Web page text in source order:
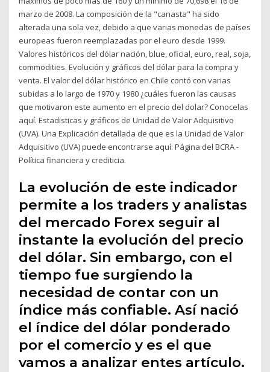
marzo de 2008. La composición de la "canasta" ha sido
alterada una sola vez, debido a que varias monedas de países
europeas fueron reemplazadas por el euro desde 1999.
Valores históricos del dólar nación, blue, oficial, euro, real, soja,
commodities. Evolución y gráficos del dólar para la compra y
venta. El valor del dólar histórico en Chile contó con varias
subidas a lo largo de 1970 y 1980 ¿cuáles fueron las causas
que motivaron este aumento en el precio del dolar? Conocelas
aquí. Estadisticas y gráficos de Unidad de Valor Adquisitivo
(UVA). Una Explicación detallada de que es la Unidad de Valor
Adquisitivo (UVA) puede encontrarse aquí: Página del BCRA -
Política financiera y crediticia.
La evolución de este indicador
permite a los traders y analistas
del mercado Forex seguir al
instante la evolución del precio
del dólar. Sin embargo, con el
tiempo fue surgiendo la
necesidad de contar con un
índice más confiable. Así nació
el índice del dólar ponderado
por el comercio y es el que
vamos a analizar entes artículo.